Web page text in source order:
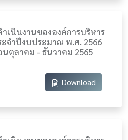
เนินงานขององค์การบริหาร
จำปีงบประมาณ พ.ศ. 2566
นตุลาคม - ธันวาคม 2565
Download